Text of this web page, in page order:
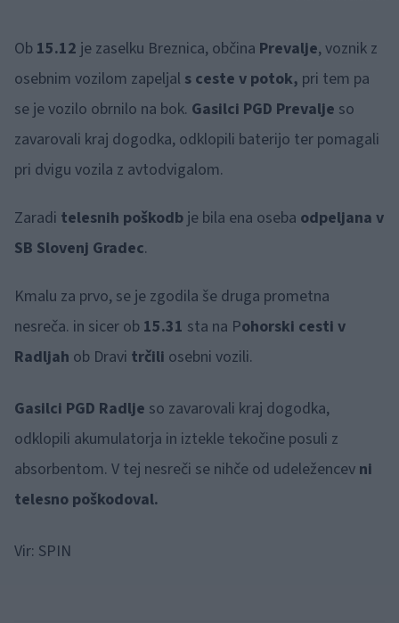
Ob 15.12 je zaselku Breznica, občina Prevalje, voznik z
osebnim vozilom zapeljal s ceste v potok, pri tem pa
se je vozilo obrnilo na bok. Gasilci PGD Prevalje so
zavarovali kraj dogodka, odklopili baterijo ter pomagali
pri dvigu vozila z avtodvigalom.
Zaradi telesnih poškodb je bila ena oseba odpeljana v
SB Slovenj Gradec.
Kmalu za prvo, se je zgodila še druga prometna
nesreča. in sicer ob 15.31 sta na Pohorski cesti v
Radljah ob Dravi trčili osebni vozili.
Gasilci PGD Radlje so zavarovali kraj dogodka,
odklopili akumulatorja in iztekle tekočine posuli z
absorbentom. V tej nesreči se nihče od udeležencev ni
telesno poškodoval.
Vir: SPIN